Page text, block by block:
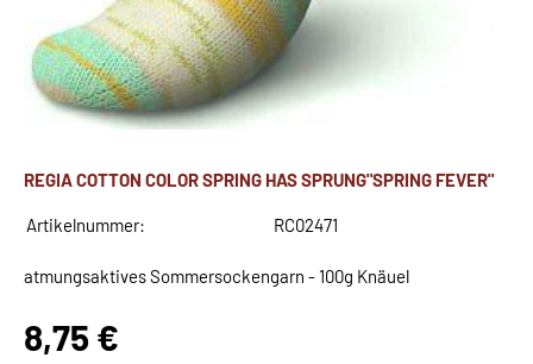
REGIA COTTON COLOR SPRING HAS SPRUNG"SPRING FEVER"
Artikelnummer: RC02471
atmungsaktives Sommersockengarn - 100g Knäuel
8,75 €